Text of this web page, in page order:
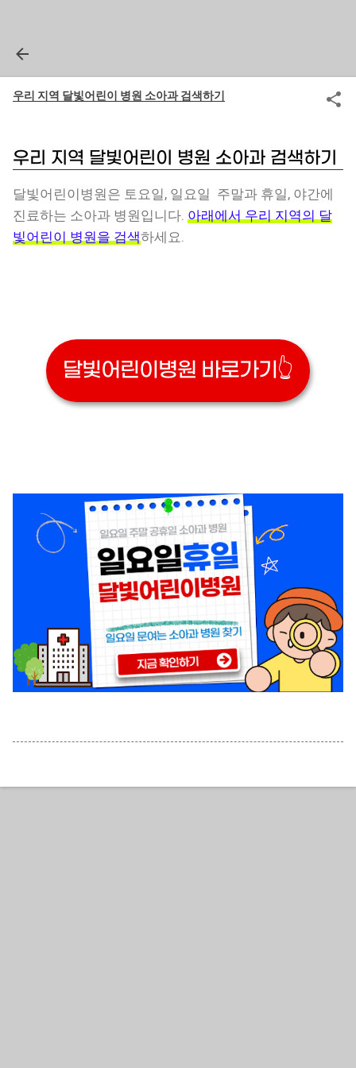
우리 지역 달빛어린이 병원 소아과 검색하기
우리 지역 달빛어린이 병원 소아과 검색하기
달빛어린이병원은 토요일, 일요일 주말과 휴일, 야간에
진료하는 소아과 병원입니다. 아래에서 우리 지역의 달
빛어린이 병원을 검색하세요.
달빛어린이병원 바로가기👆